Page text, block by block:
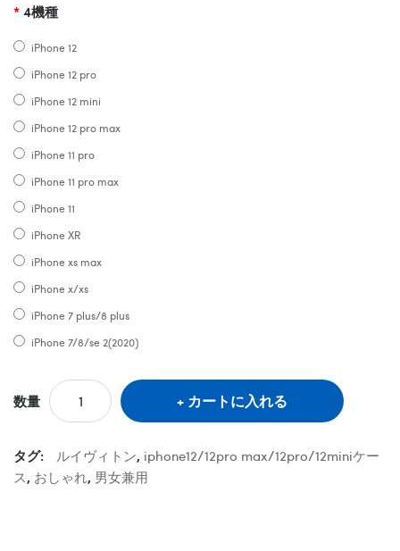
4機種
iPhone 12
iPhone 12 pro
iPhone 12 mini
iPhone 12 pro max
iPhone 11 pro
iPhone 11 pro max
iPhone 11
iPhone XR
iPhone xs max
iPhone x/xs
iPhone 7 plus/8 plus
iPhone 7/8/se 2(2020)
数量 カートに入れる
タグ: ルイヴィトン, iphone12/12pro max/12pro/12miniケー
ス, おしゃれ, 男女兼用